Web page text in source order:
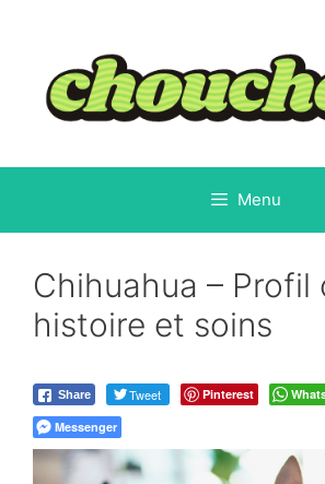
contenu
Menu
Chihuahua – Profil
histoire et soins
Share Tweet Pinterest
Messenger